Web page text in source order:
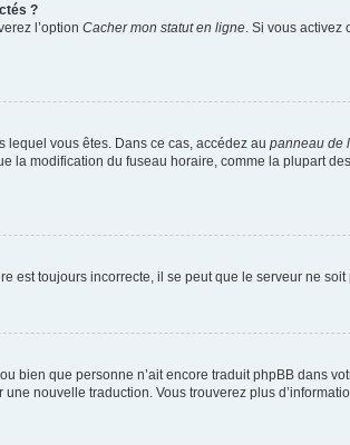
?
l’option Cacher mon statut en ligne. Si vous activez
lequel vous êtes. Dans ce cas, accédez au panneau de
la modification du fuseau horaire, comme la plupart
est toujours incorrecte, il se peut que le serveur ne
bien que personne n’ait encore traduit phpBB dans
nouvelle traduction. Vous trouverez plus